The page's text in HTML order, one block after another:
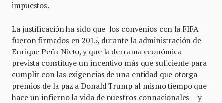
impuestos.
La justificación ha sido que los convenios con la FIFA
fueron firmados en 2015, durante la administración de
Enrique Peña Nieto, y que la derrama económica
prevista constituye un incentivo más que suficiente para
cumplir con las exigencias de una entidad que otorga
premios de la paz a Donald Trump al mismo tiempo que
hace un infierno la vida de nuestros connacionales —y